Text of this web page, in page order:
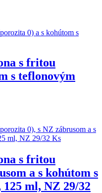
s fritou
s teflonovým
s fritou
a s kohútom s
ml, NZ 29/32